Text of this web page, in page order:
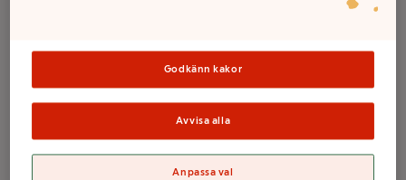
Ko®
Arla Ko
Godkänn kakor
Avvisa alla
Anpassa val